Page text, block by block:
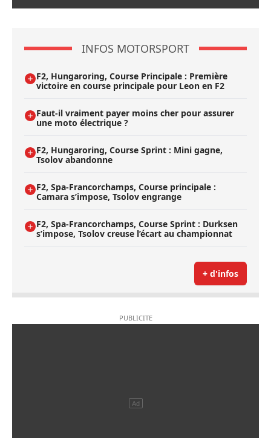
INFOS MOTORSPORT
F2, Hungaroring, Course Principale : Première
victoire en course principale pour Leon en F2
Faut-il vraiment payer moins cher pour assurer
une moto électrique ?
F2, Hungaroring, Course Sprint : Mini gagne,
Tsolov abandonne
F2, Spa-Francorchamps, Course principale :
Camara s’impose, Tsolov engrange
F2, Spa-Francorchamps, Course Sprint : Durksen
s’impose, Tsolov creuse l’écart au championnat
+ d'infos